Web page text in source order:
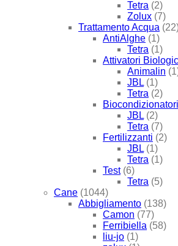
Tetra (2)
Zolux (7)
Trattamento Acqua
AntiAlghe (1)
Tetra (1)
Attivatori
Animalin
JBL (1)
Tetra (2)
Biocondizionatori
JBL (2)
Tetra (7)
Fertilizzanti (2)
JBL (1)
Tetra (1)
Test (6)
Tetra (5)
Cane (1044)
Abbigliamento (138)
Camon (77)
Ferribiella (58)
liu-jo (1)